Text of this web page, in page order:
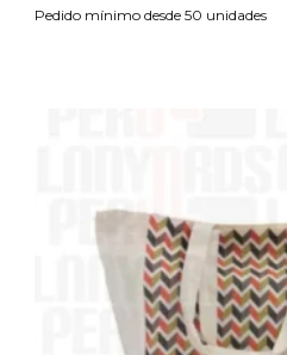
Pedido mínimo desde 50 unidades